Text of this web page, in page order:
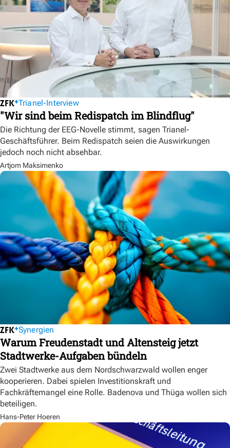
Trianel-Interview
"Wir sind beim Redispatch im Blindflug"
Die Richtung der EEG-Novelle stimmt, sagen Trianel-
Geschäftsführer. Beim Redispatch seien die Auswirkungen
jedoch noch nicht absehbar.
Artjom Maksimenko
Synergien
Warum Freudenstadt und Altensteig jetzt
Stadtwerke-Aufgaben bündeln
Zwei Stadtwerke aus dem Nordschwarzwald wollen enger
kooperieren. Dabei spielen Investitionskraft und
Fachkräftemangel eine Rolle. Badenova und Thüga wollen sich
beteiligen.
Hans-Peter Hoeren